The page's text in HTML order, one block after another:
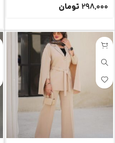
298,000 تومان